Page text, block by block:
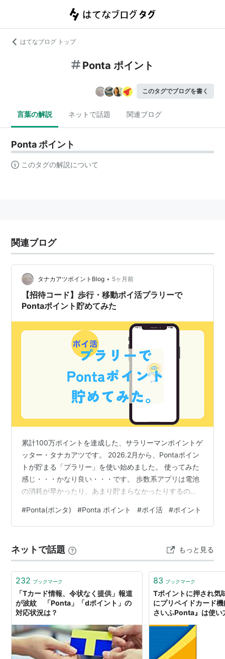
はてなブログ トップ
Ponta ポイント
このタグでブログを書く
言葉の解説 ネットで話題 関連ブログ
Ponta ポイント
このタグの解説について
関連ブログ
タナカアツポイントBlog • 5ヶ月前
【招待コード】歩行・移動ポイ活プラリーで
Pontaポイント貯めてみた
累計100万ポイントを達成した、サラリーマンポイントゲ
ッター・タナカアツです。 2026.2月から、Pontaポイン
トが貯まる「プラリー」を使い始めました。 使ってみた
感じ・・・かなり良い・・・です。 歩数系アプリは電池
の消耗が早かったり、あまり貯まらなかったりするので
こちらの招待コードで1,000スコア以上達成すると、
5,000スコア（35円相当）ゲットできます！！
ード K02S6Y ★重要★ オススメのポイ活サイト「アメフ
リ」は、こちらから登録…
#Ponta(ポンタ) #Ponta ポイント #ポイ活 #ポイント
ネットで話題 もっと見る
232 ブックマーク
「Tカード情報、令状なく提供」報道
が波紋 「Ponta」「dポイント」の
対応状況は？
83 ブックマーク
Tポイントに押され気
にプリペイドカード
さいふPonta』は使い
ードの読みもの